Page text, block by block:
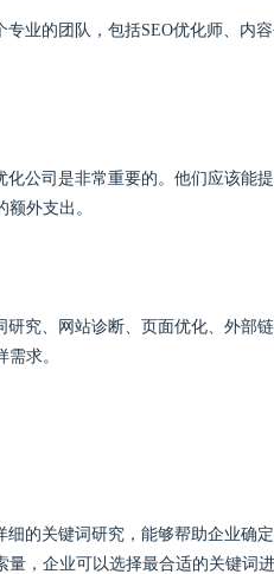
专业的团队，包括SEO优化师、内
化公司是非常重要的。他们应该能
外支出。
研究、网站诊断、页面优化、外部
求。
细的关键词研究，能够帮助企业确
量，企业可以选择最合适的关键词